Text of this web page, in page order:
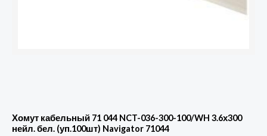
Хомут кабельный 71 044 NCT-036-300-100/WH 3.6х300
нейл. бел. (уп.100шт) Navigator 71044